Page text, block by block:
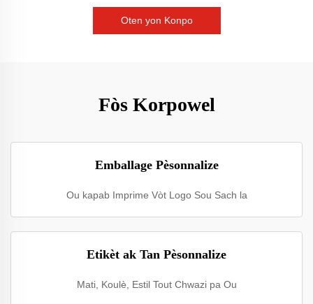
Oten yon Konpo
Fòs Korpowel
Emballage Pèsonnalize
Ou kapab Imprime Vòt Logo Sou Sach la
Etikèt ak Tan Pèsonnalize
Mati, Koulè, Estil Tout Chwazi pa Ou